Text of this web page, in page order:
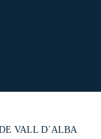
VALL D´ALBA